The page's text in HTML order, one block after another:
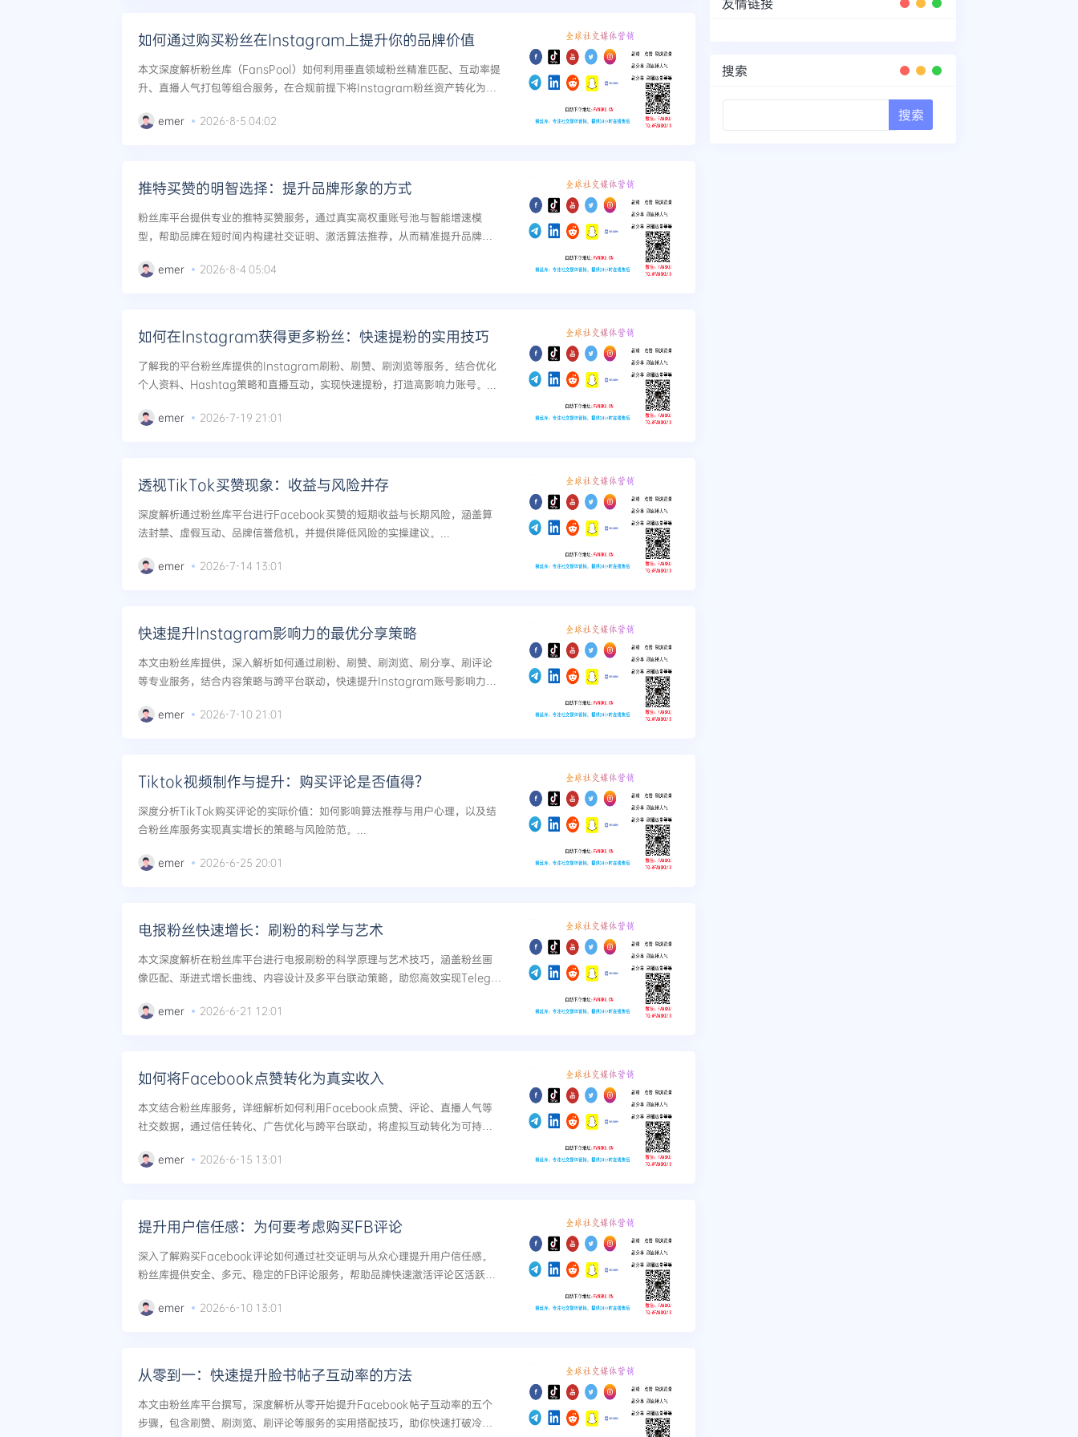
如何通过购买粉丝在Instagram上提升你的品牌价值
本文深度解析粉丝库（FansPool）如何利用垂直领域粉丝精准匹配、互动率提
升、直播人气打包等组合服务，在合规前提下将Instagram粉丝资产转化为品
运营方法论。...
emer 2026-8-5 04:02
推特买赞的明智选择：提升品牌形象的方式
粉丝库平台提供专业的推特买赞服务，通过真实高权重账号池与智能增速模
型，帮助品牌在短时间内构建社交证明、激活算法推荐，从而精准提升品牌形
emer 2026-8-4 05:04
如何在Instagram获得更多粉丝：快速提粉的实用技巧
了解我的平台粉丝库提供的Instagram刷粉、刷赞、刷浏览等服务。结合优化
个人资料、Hashtag策略和直播互动，实现快速提粉，打造高影响力账号。...
emer 2026-7-19 21:01
透视TikTok买赞现象：收益与风险并存
深度解析通过粉丝库平台进行Facebook买赞的短期收益与长期风险，涵盖算
法封禁、虚假互动、品牌信誉危机，并提供降低风险的实操建议。...
emer 2026-7-14 13:01
快速提升Instagram影响力的最优分享策略
本文由粉丝库提供，深入解析如何通过刷粉、刷赞、刷浏览、刷分享、刷评论
等专业服务，结合内容策略与跨平台联动，快速提升Instagram账号影响力，
emer 2026-7-10 21:01
Tiktok视频制作与提升：购买评论是否值得？
深度分析TikTok购买评论的实际价值：如何影响算法推荐与用户心理，以及结
合粉丝库服务实现真实增长的策略与风险防范。...
emer 2026-6-25 20:01
电报粉丝快速增长：刷粉的科学与艺术
本文深度解析在粉丝库平台进行电报刷粉的科学原理与艺术技巧，涵盖粉丝画
像匹配、渐进式增长曲线、内容设计及多平台联动策略，助您高效实现Telegra
emer 2026-6-21 12:01
如何将Facebook点赞转化为真实收入
本文结合粉丝库服务，详细解析如何利用Facebook点赞、评论、直播人气等
社交数据，通过信任转化、广告优化与跨平台联动，将虚拟互动转化为可持续
emer 2026-6-15 13:01
提升用户信任感：为何要考虑购买FB评论
深入了解购买Facebook评论如何通过社交证明与从众心理提升用户信任感。
粉丝库提供安全、多元、稳定的FB评论服务，帮助品牌快速激活评论区活跃
emer 2026-6-10 13:01
从零到一：快速提升脸书帖子互动率的方法
本文由粉丝库平台撰写，深度解析从零开始提升Facebook帖子互动率的五个
步骤，包含刷赞、刷浏览、刷评论等服务的实用搭配技巧，助你快速打破冷启
搜索